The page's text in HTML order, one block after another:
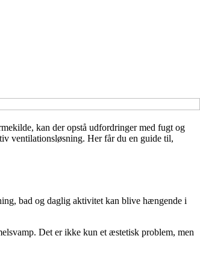
kan der opstå udfordringer med fugt og
ventilationsløsning. Her får du en guide til,
bad og daglig aktivitet kan blive hængende i
Det er ikke kun et æstetisk problem, men